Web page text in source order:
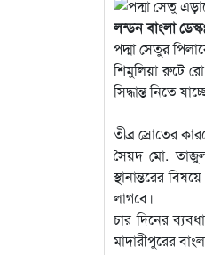
লন্ডন বাংলা
পদ্মা সেতুর
শিমুলিয়া রুটে
সিদ্ধান্ত নিতে
তীব্র স্রোতের
সৈয়দ মো.
স্থানান্তরের
লাগবে।
চার দিনের
মাদারীপুরের